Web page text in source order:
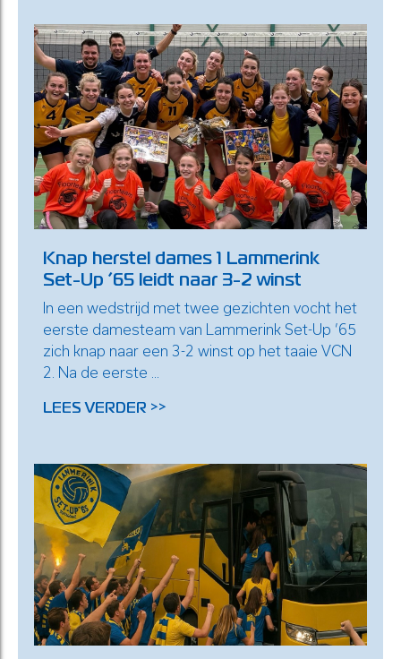
Knap herstel dames 1 Lammerink
Set-Up ’65 leidt naar 3-2 winst
In een wedstrijd met twee gezichten vocht het
eerste damesteam van Lammerink Set-Up ’65
zich knap naar een 3-2 winst op het taaie VCN
2. Na de eerste ...
LEES VERDER >>